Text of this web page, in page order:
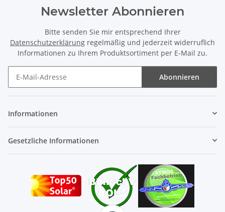
Newsletter Abonnieren
Bitte senden Sie mir entsprechend Ihrer
Datenschutzerklärung regelmäßig und jederzeit widerruflich
Informationen zu Ihrem Produktsortiment per E-Mail zu.
Abonnieren
Informationen
Gesetzliche Informationen